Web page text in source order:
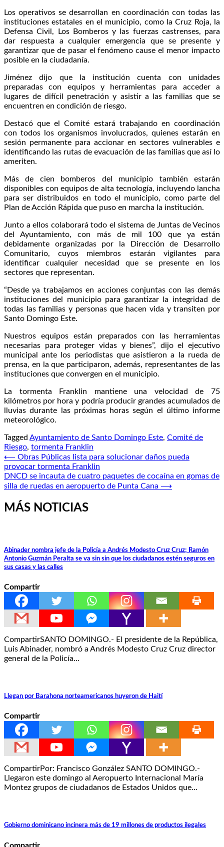
Los operativos se desarrollan en coordinación con todas las
instituciones estatales en el municipio, como la Cruz Roja, la
Defensa Civil, Los Bomberos y las fuerzas castrenses, para
dar respuesta a cualquier emergencia que se presente y
garantizar que de pasar el fenómeno cause el menor impacto
posible en la ciudadanía.
Jiménez dijo que la institución cuenta con unidades
preparadas con equipos y herramientas para acceder a
lugares de difícil penetración y asistir a las familias que se
encuentren en condición de riesgo.
Destacó que el Comité estará trabajando en coordinación
con todos los organismos involucrados, quienes estarán en
sesión permanente para accionar en sectores vulnerables e
identificando las rutas de evacuación de las familias que así lo
ameriten.
Más de cien bomberos del municipio también estarán
disponibles con equipos de alta tecnología, incluyendo lancha
para ser distribuidos en todo el municipio, como parte del
Plan de Acción Rápida que puso en marcha la institución.
Junto a ellos colaborará todo el sistema de Juntas de Vecinos
del Ayuntamiento, con más de mil 100 que ya están
debidamente organizadas por la Dirección de Desarrollo
Comunitario, cuyos miembros estarán vigilantes para
identificar cualquier necesidad que se presente en los
sectores que representan.
“Desde ya trabajamos en acciones conjuntas con las demás
instituciones del municipio para garantizar la integridad de
todas las familias y personas que hacen vida y transiten por
Santo Domingo Este.
Nuestros equipos están preparados con las herramientas
necesarias para proteger vidas y bienes”, dijo el ejecutivo
municipal ante los periodistas que asistieron a la rueda de
prensa, en la que participaron, además, representantes de las
instituciones que convergen en el municipio.
La tormenta Franklin mantiene una velocidad de 75
kilómetros por hora y podría producir grandes acumulados de
lluvias durante las próximas horas según el último informe
meteorológico.
Tagged Ayuntamiento de Santo Domingo Este, Comité de
Riesgo, tormenta Franklin
Navegación
de
entradas
⟵ Obras Públicas lista para solucionar daños pueda
provocar tormenta Franklin
DNCD se incauta de cuatro paquetes de cocaína en gomas de
silla de ruedas en aeropuerto de Punta Cana ⟶
MÁS NOTICIAS
Abinader nombra jefe de la Policía a Andrés Modesto Cruz Cruz; Ramón
Antonio Guzmán Peralta se va sin sin que los ciudadanos estén seguros en
sus casas y las calles
Compartir
CompartirSANTO DOMINGO.- El presidente de la República,
Luis Abinader, nombró a Andrés Modesto Cruz Cruz director
general de la Policía…
Llegan por Barahona norteamericanos huyeron de Haití
Compartir
CompartirPor: Francisco González SANTO DOMINGO.-
Llegaron este domingo al Aeropuerto Internacional María
Montez grupos de ciudadanos de Estados Unidos que…
Gobierno dominicano incinera más de 19 millones de productos ilegales
Compartir